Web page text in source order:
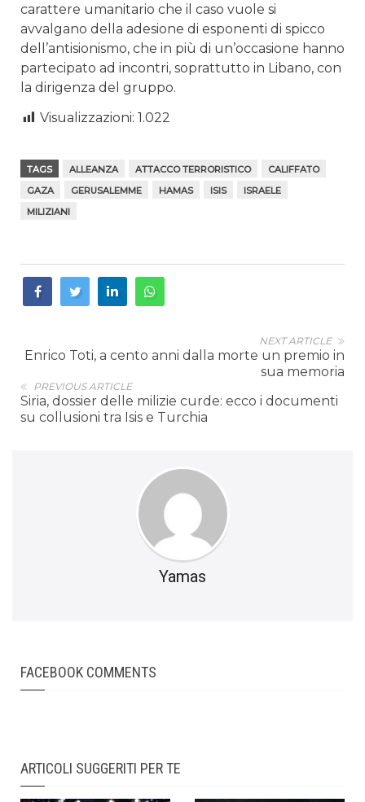
carattere umanitario che il caso vuole si
avvalgano della adesione di esponenti di spicco
dell’antisionismo, che in più di un’occasione hanno
partecipato ad incontri, soprattutto in Libano, con
la dirigenza del gruppo.
Visualizzazioni: 1.022
TAGS ALLEANZA ATTACCO TERRORISTICO
CALIFFATO
GAZA
GERUSALEMME HAMAS ISIS
ISRAELE
MILIZIANI
NEXT ARTICLE
Enrico Toti, a cento anni dalla morte un premio in
sua memoria
PREVIOUS ARTICLE
Siria, dossier delle milizie curde: ecco i documenti
su collusioni tra Isis e Turchia
Yamas
FACEBOOK COMMENTS
ARTICOLI SUGGERITI PER TE